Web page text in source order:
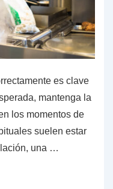
es clave
mantenga la
los momentos de
suelen estar
una …